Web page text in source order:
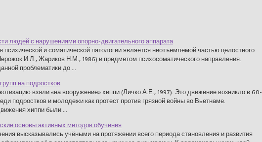
людей с нарушениями опорно-двигательного аппарата
и соматической патологии является неотъемлемой частью целостного
И.Л., Жариков Н.М., 1986) и предметом психосоматического направления.
проблематики до ...
на подростков
взяли «на вооружение» хиппи (Личко А.Е., 1997). Это движение возникло в 60-
подростков и молодежи как протест против грязной войны во Вьетнаме.
хиппи были ...
основы активных методов обучения
высказывались учёными на протяжении всего периода становления и развития